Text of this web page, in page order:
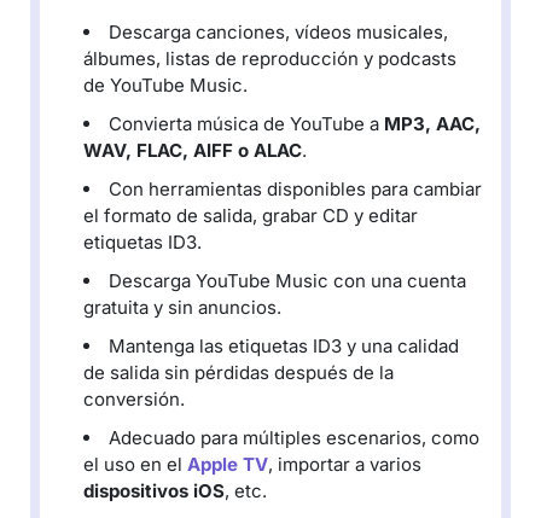
Descarga canciones, vídeos musicales,
álbumes, listas de reproducción y podcasts
de YouTube Music.
Convierta música de YouTube a MP3, AAC,
WAV, FLAC, AIFF o ALAC.
Con herramientas disponibles para cambiar
el formato de salida, grabar CD y editar
etiquetas ID3.
Descarga YouTube Music con una cuenta
gratuita y sin anuncios.
Mantenga las etiquetas ID3 y una calidad
de salida sin pérdidas después de la
conversión.
Adecuado para múltiples escenarios, como
el uso en el Apple TV, importar a varios
dispositivos iOS, etc.